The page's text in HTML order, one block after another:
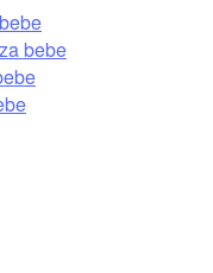
bebe